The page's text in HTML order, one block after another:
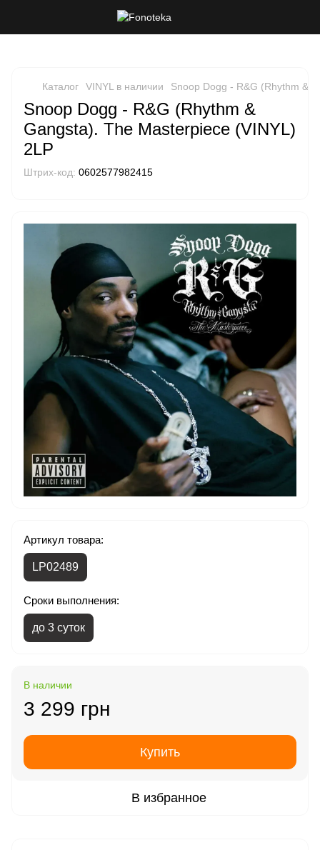
Каталог VINYL в наличии Snoop Dogg - R&G (Rhythm &
Snoop Dogg - R&G (Rhythm &
Gangsta). The Masterpiece (VINYL)
2LP
Штрих-код: 0602577982415
Артикул товара:
LP02489
Сроки выполнения:
до 3 суток
В наличии
3 299 грн
Купить
В избранное